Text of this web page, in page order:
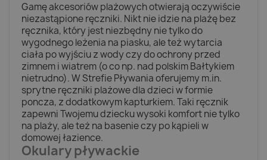
Gamę akcesoriów plażowych otwierają oczywiście
niezastąpione ręczniki. Nikt nie idzie na plażę bez
ręcznika, który jest niezbędny nie tylko do
wygodnego leżenia na piasku, ale też wytarcia
ciała po wyjściu z wody czy do ochrony przed
zimnem i wiatrem (o co np. nad polskim Bałtykiem
nietrudno). W Strefie Pływania oferujemy m.in.
sprytne ręczniki plażowe dla dzieci w formie
poncza, z dodatkowym kapturkiem. Taki ręcznik
zapewni Twojemu dziecku wysoki komfort nie tylko
na plaży, ale też na basenie czy po kąpieli w
domowej łazience.
Okulary pływackie